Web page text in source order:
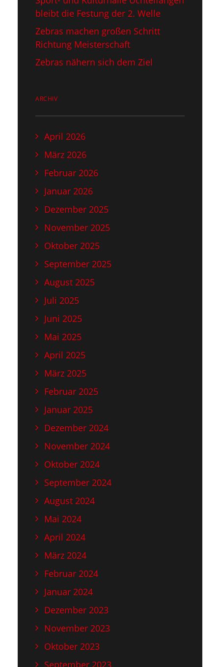
bleibt die Festung der 2. Welle
Zebras machen großen Schritt
Richtung Meisterschaft
Zebras nähern sich dem Ziel
ARCHIV
April 2026
März 2026
Februar 2026
Januar 2026
Dezember 2025
November 2025
Oktober 2025
September 2025
August 2025
Juli 2025
Juni 2025
Mai 2025
April 2025
März 2025
Februar 2025
Januar 2025
Dezember 2024
November 2024
Oktober 2024
September 2024
August 2024
Mai 2024
April 2024
März 2024
Februar 2024
Januar 2024
Dezember 2023
November 2023
Oktober 2023
September 2023